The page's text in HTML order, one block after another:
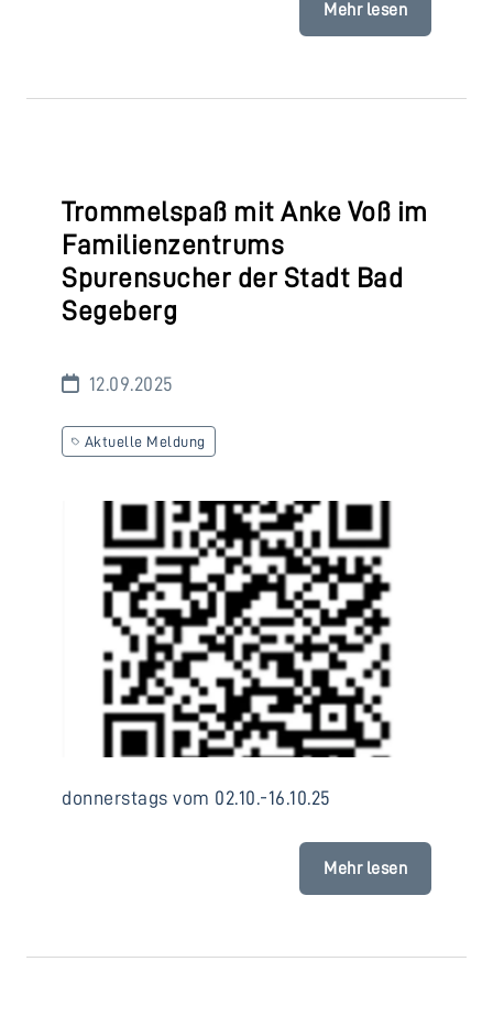
Mehr lesen
Trommelspaß mit Anke Voß im
Familienzentrums
Spurensucher der Stadt Bad
Segeberg
12.09.2025
Aktuelle Meldung
donnerstags vom 02.10.-16.10.25
Mehr lesen